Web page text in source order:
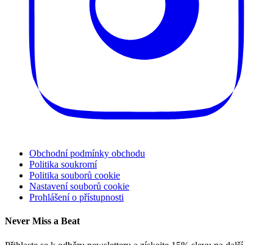
Obchodní podmínky obchodu
Politika soukromí
Politika souborů cookie
Nastavení souborů cookie
Prohlášení o přístupnosti
Never Miss a Beat